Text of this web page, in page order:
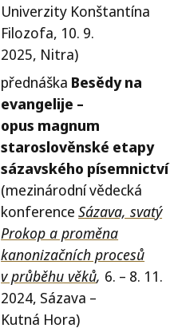
Univerzity Konštantína
Filozofa, 10. 9.
2025, Nitra)
přednáška Besědy na
evangelije –
opus magnum
staroslověnské etapy
sázavského písemnictví
(mezinárodní vědecká
konferenceSázava, svatý
Prokop a proměna
kanonizačních procesů
v průběhu věků, 6. – 8. 11.
2024, Sázava –
Kutná Hora)